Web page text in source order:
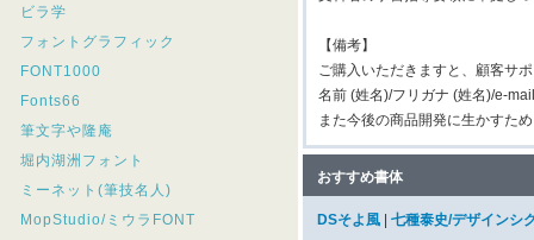
ビラ学
フォントグラフィック
FONT1000
Fonts66
筆文字や隆庵
堀内湖洲フォント
ミーネット(筆技名人)
MopStudio/ミウラFONT
【備考】
ご購入いただきますと、顧客サ
名前 (姓名)/フリガナ (姓名)/e-
また今後の商品開発に生かすた
おすすめ書体
DSそよ風 七種泰史/デザインシ